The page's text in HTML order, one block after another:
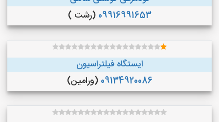
09916991653 (رشت )
ایستگاه فیلتراسیون
09134920086 (ورامین)